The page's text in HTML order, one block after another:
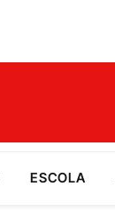
ESCOLA